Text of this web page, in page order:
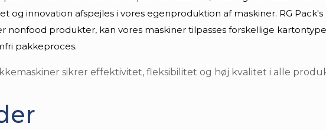
og innovation afspejles i vores egenproduktion af maskiner. RG
nonfood produkter, kan vores maskiner tilpasses forskellige
pakkeproces.
sikrer effektivitet, fleksibilitet og høj kvalitet i alle